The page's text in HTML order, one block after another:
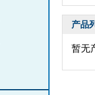
产品
暂无